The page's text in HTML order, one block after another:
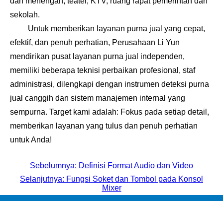
sekolah.
Untuk memberikan layanan purna jual yang cepat,
efektif, dan penuh perhatian, Perusahaan Li Yun
mendirikan pusat layanan purna jual independen,
memiliki beberapa teknisi perbaikan profesional, staf
administrasi, dilengkapi dengan instrumen deteksi purna
jual canggih dan sistem manajemen internal yang
sempurna. Target kami adalah: Fokus pada setiap detail,
memberikan layanan yang tulus dan penuh perhatian
untuk Anda!
Sebelumnya: Definisi Format Audio dan Video
Selanjutnya: Fungsi Soket dan Tombol pada Konsol
Mixer